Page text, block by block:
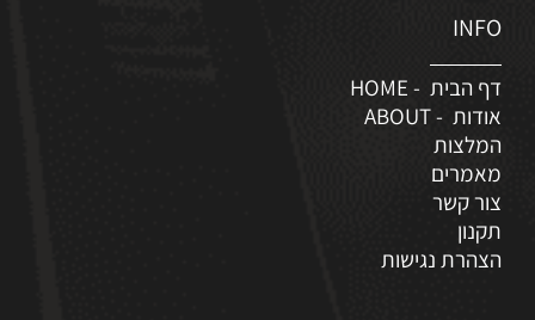
INFO
דף הבית - HOME
אודות - ABOUT
המלצות
מאמרים
צור קשר
תקנון
הצהרת נגישות